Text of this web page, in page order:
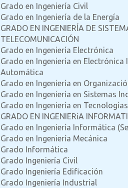
Grado en Ingeniería Civil
Grado en Ingeniería de la Energía
GRADO EN INGENIERÍA DE
TELECOMUNICACIÓN
Grado en Ingeniería Electrónica
Grado en Ingeniería en Electrónica
Automática
Grado en Ingeniería en
Grado en Ingeniería en Sistemas
Grado en Ingeniería en
GRADO EN INGENIERíA
Grado en Ingeniería Informática
Grado en Ingeniería Mecánica
Grado Informática
Grado Ingeniería Civil
Grado Ingeniería Edificación
Grado Ingeniería Industrial